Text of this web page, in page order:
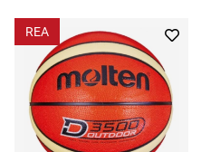
REA